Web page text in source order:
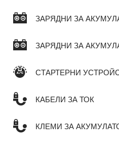
ЗАРЯДНИ ЗА
ЗАРЯДНИ ЗА
СТАРТЕРНИ
КАБЕЛИ ЗА ТОК
КЛЕМИ ЗА